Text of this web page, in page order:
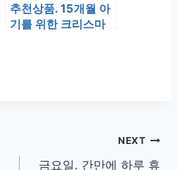
추천상품. 15개월 아
기를 위한 크리스마
NEXT
금요일. 간만에 하루 휴